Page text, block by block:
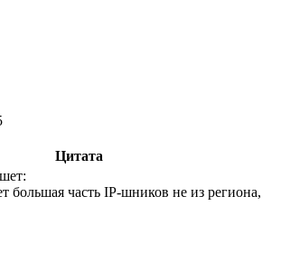
Цитата
большая часть IP-шников не из региона,